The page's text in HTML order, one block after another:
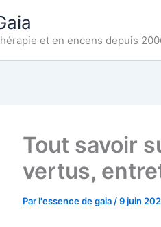
et en encens depuis
Tout savoir
vertus,
Parl'essence de gaia /9 juin